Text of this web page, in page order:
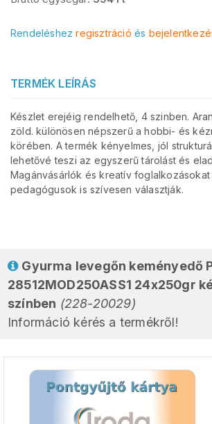
Rendeléshezregisztráció és
TERMÉK LEÍRÁS
Készlet erejéig rendelhető, 4 szinben.
zöld. különösen népszerű a hobbi- és
körében. A termék kényelmes, jól
lehetővé teszi az egyszerű tárolást és
Magánvásárlók és kreatív foglalkozásokat
pedagógusok is szívesen választják.
Gyurma levegőn keményedő
28512MOD250ASS1 24x250gr
színben (228-20029)
Információ kérés a termékről!